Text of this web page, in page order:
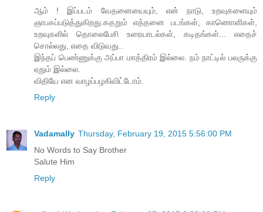
ஆம் ! இப்படம் வேதனையையும், என் நாடு, உறவுகளையும்
ஞாபகப்படுத்துகிறது.கதறும் எத்தனை படங்கள், காணொளிகள்,
உறவுகளில் தொலைபேசி உரையாடல்கள், கடிதங்கள்... எதைச்
சொல்லது, எதை விடுவது..
இந்தப் பெண்ணுக்கு அப்பா மாத்திரம் இல்லை. நம் நாட்டில் பலருக்கு
ஏதும் இல்லை.
விதியே என வாழப்பழகிவிட்டோம்.
Reply
Vadamally Thursday, February 19, 2015 5:56:00 PM
No Words to Say Brother
Salute Him
Reply